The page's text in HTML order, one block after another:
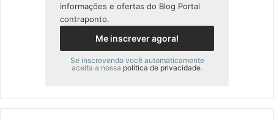
informações e ofertas do Blog Portal
contraponto.
Se inscrevendo você automaticamente
aceita a nossa política de privacidade.